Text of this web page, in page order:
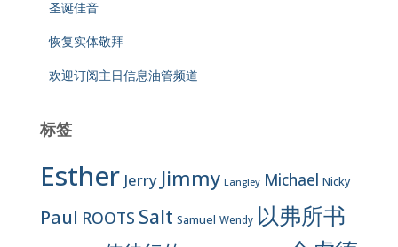
圣诞佳音
恢复实体敬拜
欢迎订阅主日信息油管频道
标签
Esther Jerry Jimmy Langley Michael Nicky
Paul ROOTS Salt Samuel Wendy 以弗所书